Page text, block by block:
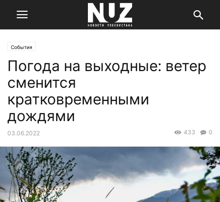
События
Погода на выходные: ветер
сменится
кратковременными
дождями
03.06.2022 0
433